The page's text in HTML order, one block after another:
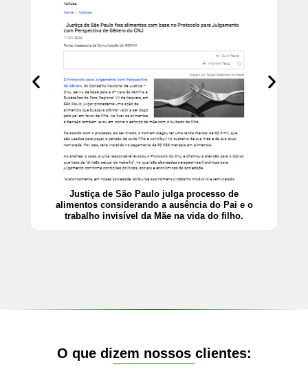
Justiça de São Paulo julga processo de
alimentos considerando a ausência do Pai e o
trabalho invisível da Mãe na vida do filho.
O que dizem nossos clientes: